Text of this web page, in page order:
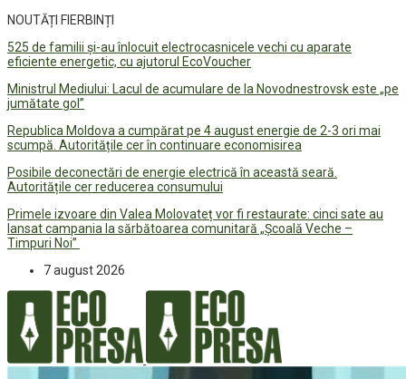
NOUTĂȚI FIERBINȚI
525 de familii și-au înlocuit electrocasnicele vechi cu aparate
eficiente energetic, cu ajutorul EcoVoucher
Ministrul Mediului: Lacul de acumulare de la Novodnestrovsk este „pe
jumătate gol”
Republica Moldova a cumpărat pe 4 august energie de 2-3 ori mai
scumpă. Autoritățile cer în continuare economisirea
Posibile deconectări de energie electrică în această seară.
Autoritățile cer reducerea consumului
Primele izvoare din Valea Molovateț vor fi restaurate: cinci sate au
lansat campania la sărbătoarea comunitară „Școală Veche –
Timpuri Noi”
7 august 2026